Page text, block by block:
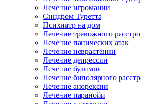
Лечение игромании
Синдром Туретта
Психиатр на дом
Лечение тревожного
Лечение панических атак
Лечение неврастении
Лечение депрессии
Лечение булимии
Лечение биполярного
Лечение анорексии
Лечение паранойи